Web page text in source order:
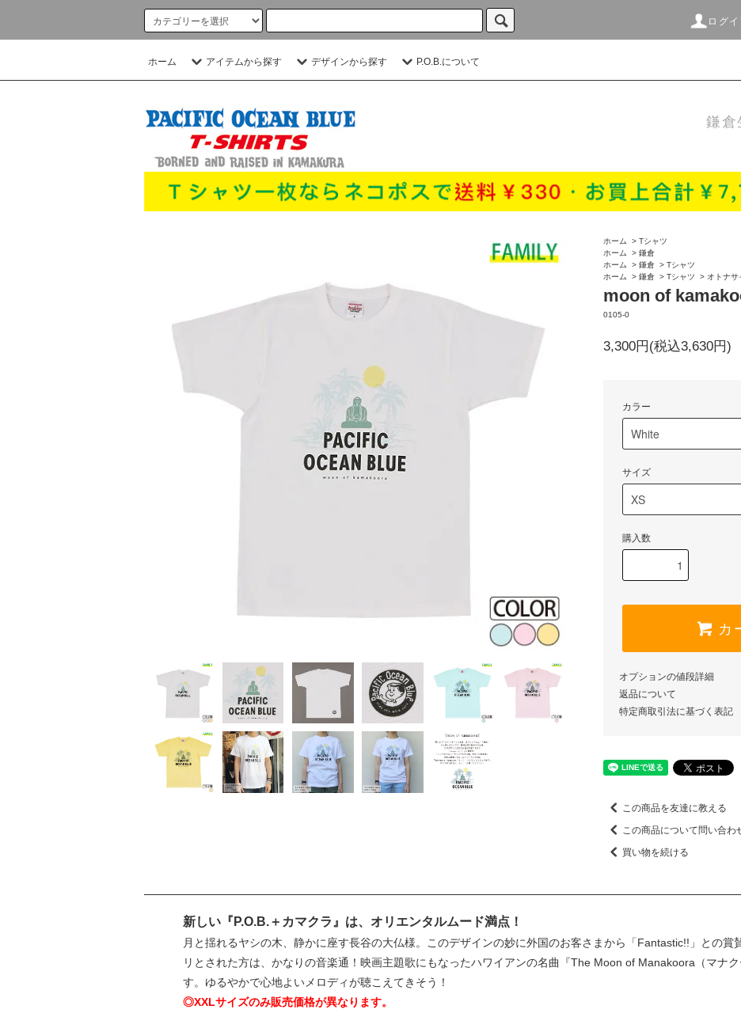
ログ
ホーム アイテムから探す デザインから探す P.O.B.について
鎌倉
ホーム > Tシャツ
ホーム
> 鎌倉
ホーム
> 鎌倉 > Tシャツ
ホーム
> 鎌倉 > Tシャツ > オトナサ
moon of
0105-0
3,300円(税込3,630円)
カラー
サイズ
購入数
カ
オプションの値段詳細
返品について
特定商取引法に基づく表記
この商品を友達に教える
この商品について問い合わ
買い物を続ける
新しい『P.O.B.＋カマクラ』は、オリエンタルムード満点！
月と揺れるヤシの木、静かに座す長谷の大仏様。このデザインの妙に外国のお客さまから「Fantastic!!」との賞
リとされた方は、かなりの音楽通！映画主題歌にもなったハワイアンの名曲『The Moon of Manakoora（マナ
す。ゆるやかで心地よいメロディが聴こえてきそう！
◎XXLサイズのみ販売価格が異なります。